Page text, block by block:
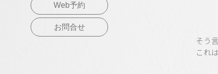
Web予約
お問合せ
そう
これ